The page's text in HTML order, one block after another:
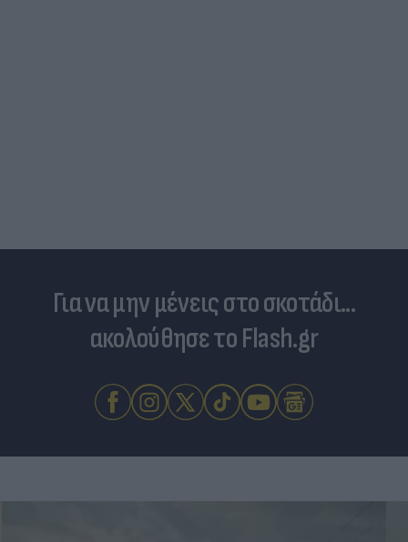
Για να μην μένεις στο σκοτάδι...
ακολούθησε το Flash.gr